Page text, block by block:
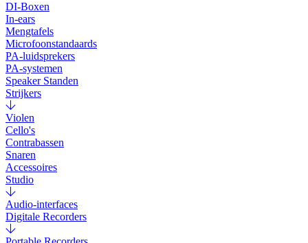
DI-Boxen
In-ears
Mengtafels
Microfoonstandaards
PA-luidsprekers
PA-systemen
Speaker Standen
Strijkers
Violen
Cello's
Contrabassen
Snaren
Accessoires
Studio
Audio-interfaces
Digitale Recorders